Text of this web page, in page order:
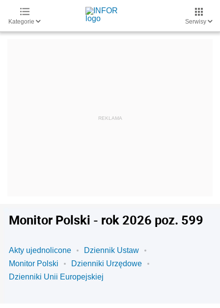
Kategorie Serwisy
Monitor Polski - rok 2026 poz. 599
Akty ujednolicone
Dziennik Ustaw
Monitor Polski
Dzienniki Urzędowe
Dzienniki Unii Europejskiej